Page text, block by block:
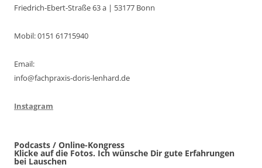
Friedrich-Ebert-Straße 63 a | 53177 Bonn
Mobil: 0151 61715940
Email:
info@fachpraxis-doris-lenhard.de
Instagram
Podcasts / Online-Kongress
Klicke auf die Fotos. Ich wünsche Dir gute Erfahrungen
bei Lauschen